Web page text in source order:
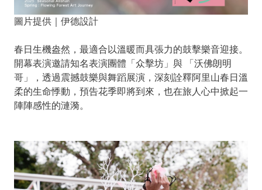
圖片提供｜伊德設計
春日生機盎然，最適合以溫暖而具張力的鼓擊樂音迎接。
開幕表演邀請知名表演團體「众擊坊」與 「沃佛朗明
哥」，透過震撼鼓樂與舞蹈展演，深刻詮釋阿里山春日溫
柔的生命悸動，預告花季即將到來，也在旅人心中掀起一
陣陣感性的漣漪。